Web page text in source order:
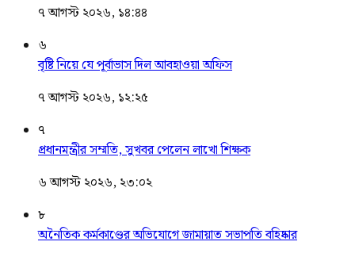
৭ আগস্ট ২০২৬, ১৪:৪৪
৬
বৃষ্টি নিয়ে যে পূর্বাভাস দিল আবহাওয়া অফিস
৭ আগস্ট ২০২৬, ১২:২৫
৭
প্রধানমন্ত্রীর সম্মতি, সুখবর পেলেন লাখো শিক্ষক
৬ আগস্ট ২০২৬, ২৩:০২
৮
অনৈতিক কর্মকাণ্ডের অভিযোগে জামায়াত সভাপতি বহিষ্কার